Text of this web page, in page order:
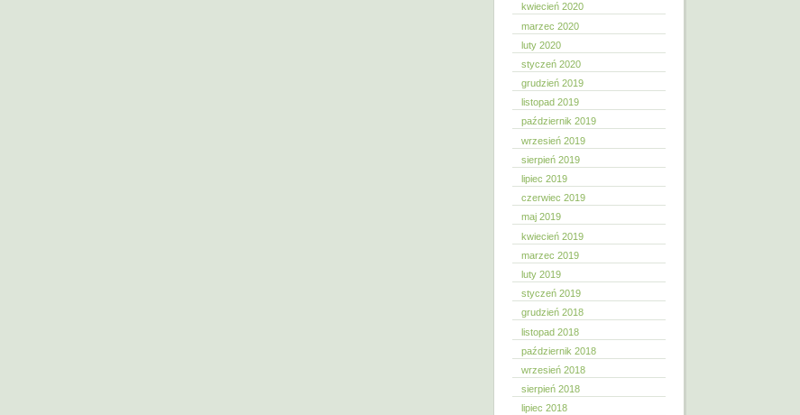
kwiecień 2020
marzec 2020
luty 2020
styczeń 2020
grudzień 2019
listopad 2019
październik 2019
wrzesień 2019
sierpień 2019
lipiec 2019
czerwiec 2019
maj 2019
kwiecień 2019
marzec 2019
luty 2019
styczeń 2019
grudzień 2018
listopad 2018
październik 2018
wrzesień 2018
sierpień 2018
lipiec 2018